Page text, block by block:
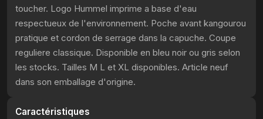
toucher. Logo Hummel imprime a base d'eau
respectueux de l'environnement. Poche avant kangourou
pratique et cordon de serrage dans la capuche. Coupe
reguliere classique. Disponible en bleu noir ou gris selon
les stocks. Tailles M L et XL disponibles. Article neuf
dans son emballage d'origine.
Caractéristiques